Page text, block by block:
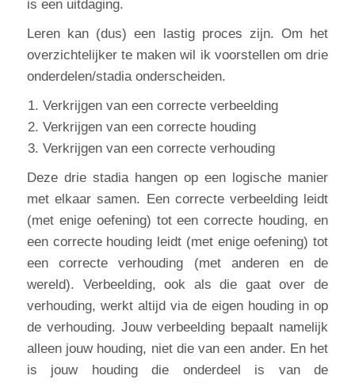
is een uitdaging.
Leren kan (dus) een lastig proces zijn. Om het
overzichtelijker te maken wil ik voorstellen om drie
onderdelen/stadia onderscheiden.
Verkrijgen van een correcte verbeelding
Verkrijgen van een correcte houding
Verkrijgen van een correcte verhouding
Deze drie stadia hangen op een logische manier
met elkaar samen. Een correcte verbeelding leidt
(met enige oefening) tot een correcte houding, en
een correcte houding leidt (met enige oefening) tot
een correcte verhouding (met anderen en de
wereld). Verbeelding, ook als die gaat over de
verhouding, werkt altijd via de eigen houding in op
de verhouding. Jouw verbeelding bepaalt namelijk
alleen jouw houding, niet die van een ander. En het
is jouw houding die onderdeel is van de